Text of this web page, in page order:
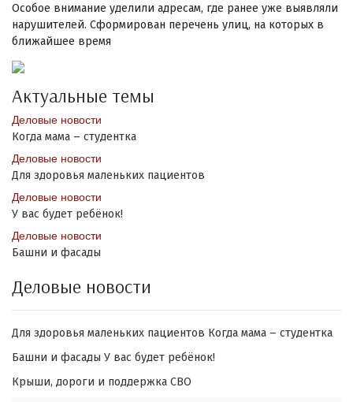
Особое внимание уделили адресам, где ранее уже выявляли
нарушителей. Сформирован перечень улиц, на которых в
ближайшее время
Актуальные темы
Деловые новости
Когда мама – студентка
Деловые новости
Для здоровья маленьких пациентов
Деловые новости
У вас будет ребёнок!
Деловые новости
Башни и фасады
Деловые новости
Для здоровья маленьких пациентов Когда мама – студентка
Башни и фасады У вас будет ребёнок!
Крыши, дороги и поддержка СВО